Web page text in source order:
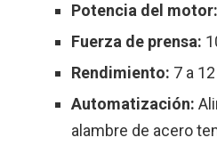
Potencia del motor:
Fuerza de prensa:
Rendimiento: 7 a
Automatización:
alambre de acero